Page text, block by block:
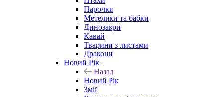
Парочки
Метелики та бабки
Динозаври
Кавай
Тварини з листами
Дракони
Новий Рік
Назад
Новий Рік
Змії